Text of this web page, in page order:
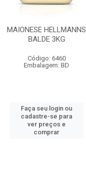
MAIONESE HELLMANNS
BALDE 3KG
Código: 6460
Embalagem: BD
Faça seu login ou
cadastre-se para
ver preços e
comprar